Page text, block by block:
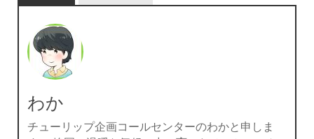
わか
チューリップ企画コールセンターのわかと申しま